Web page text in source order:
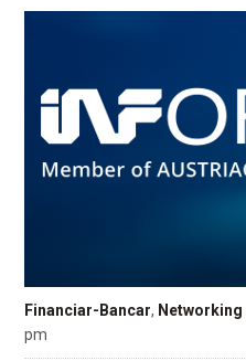
Financiar-Bancar, Networking
pm